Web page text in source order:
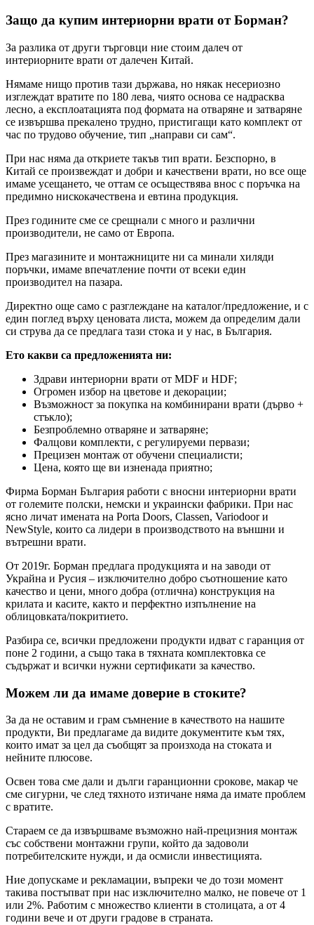
Защо да купим интериорни врати от Борман?
За разлика от други търговци ние стоим далеч от
интериорните врати от далечен Китай.
Нямаме нищо против тази държава, но някак несериозно
изглеждат вратите по 180 лева, чиято основа се надрасква
лесно, а експлоатацията под формата на отваряне и затваряне
се извършва прекалено трудно, пристигащи като комплект от
час по трудово обучение, тип „направи си сам“.
При нас няма да откриете такъв тип врати. Безспорно, в
Китай се произвеждат и добри и качествени врати, но все още
имаме усещането, че оттам се осъществява внос с поръчка на
предимно нискокачествена и евтина продукция.
През годините сме се срещнали с много и различни
производители, не само от Европа.
През магазините и монтажниците ни са минали хиляди
поръчки, имаме впечатление почти от всеки един
производител на пазара.
Директно още само с разглеждане на каталог/предложение, и с
един поглед върху ценовата листа, можем да определим дали
си струва да се предлага тази стока и у нас, в България.
Ето какви са предложенията ни:
Здрави интериорни врати от MDF и HDF;
Огромен избор на цветове и декорации;
Възможност за покупка на комбинирани врати (дърво +
стъкло);
Безпроблемно отваряне и затваряне;
Фалцови комплекти, с регулируеми первази;
Прецизен монтаж от обучени специалисти;
Цена, която ще ви изненада приятно;
Фирма Борман България работи с вносни интериорни врати
от големите полски, немски и украински фабрики. При нас
ясно личат имената на Porta Doors, Classen, Variodoor и
NewStyle, които са лидери в производството на външни и
вътрешни врати.
От 2019г. Борман предлага продукцията и на заводи от
Украйна и Русия – изключително добро съотношение като
качество и цени, много добра (отлична) конструкция на
крилата и касите, както и перфектно изпълнение на
облицовката/покритието.
Разбира се, всички предложени продукти идват с гаранция от
поне 2 години, а също така в тяхната комплектовка се
съдържат и всички нужни сертификати за качество.
Можем ли да имаме доверие в стоките?
За да не оставим и грам съмнение в качеството на нашите
продукти, Ви предлагаме да видите документите към тях,
които имат за цел да съобщят за произхода на стоката и
нейните плюсове.
Освен това сме дали и дълги гаранционни срокове, макар че
сме сигурни, че след тяхното изтичане няма да имате проблем
с вратите.
Стараем се да извършваме възможно най-прецизния монтаж
със собствени монтажни групи, който да задоволи
потребителските нужди, и да осмисли инвестицията.
Ние допускаме и рекламации, въпреки че до този момент
такива постъпват при нас изключително малко, не повече от 1
или 2%. Работим с множество клиенти в столицата, а от 4
години вече и от други градове в страната.